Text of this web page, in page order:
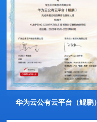
华为云公有云平台（鲲鹏）